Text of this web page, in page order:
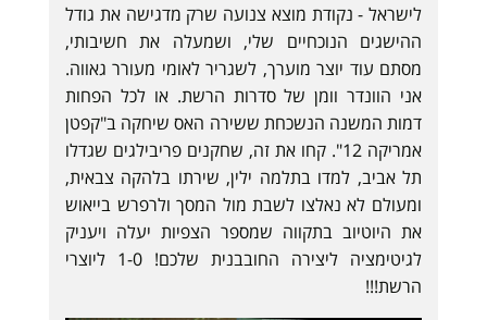
לישראל - נקודת מוצא צנועה שרק מדגישה את גודל
ההישגים הנוכחיים שלי, ושמעלה את חשיבותי,
מסתם עוד יוצר מוערך, לשגריר לאומי מעורר גאווה.
אני הוונדר וומן של סדרות הרשת. או לכל הפחות
דמות המשנה הנשכחת ששירה האס שיחקה ב"קפטן
אמריקה 12". קחו את זה, שחקנים פריבילגים שגדלו
תל אביב, למדו בתלמה ילין, שירתו בלהקה צבאית,
ומעולם לא נאלצו לשבת מול המסך ולרפרש בייאוש
את היוטיוב בתקווה שמספר הצפיות יעלה ויעניק
לגיטימציה ליצירה החובבנית שלכם! 1-0 ליוצרי
הרשת!!!